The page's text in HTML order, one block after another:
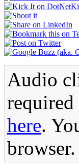
Audio
here.
browser.